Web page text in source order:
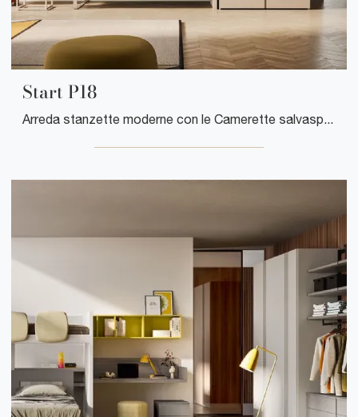
Start P18
Arreda stanzette moderne con le Camerette salvaspazio Clever! Il modello Start P18 in laccato opaco è per ragazzi.